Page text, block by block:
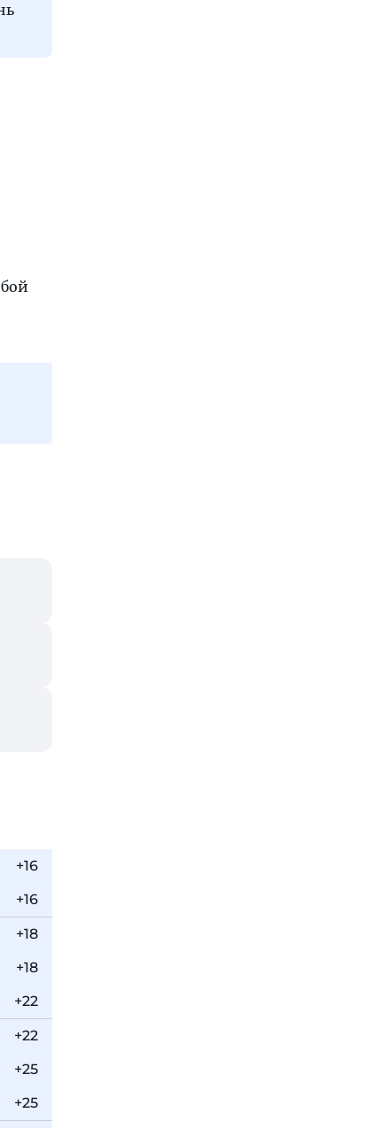
+16
+16
+18
+18
+22
+22
+25
+25